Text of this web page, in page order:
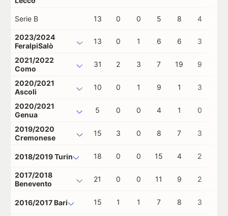
Serie B 13 0 0 5 8 4
2023/2024
FeralpiSalò
13 0 1 6 6 3
2021/2022
Como
31 2 3 7 19 9
2020/2021
Ascoli
10 0 1 9 1 3
2020/2021
Genua
5 0 0 4 1 0
2019/2020
Cremonese
15 3 0 8 7 3
2018/2019 Turin 18 0 0 15 4 2
2017/2018
Benevento
21 0 0 11 9 2
2016/2017 Bari 15 1 1 7 8 3